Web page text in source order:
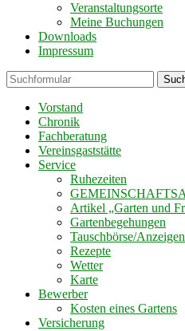
Veranstaltungsorte
Meine Buchungen
Downloads
Impressum
Vorstand
Chronik
Fachberatung
Vereinsgaststätte
Service
Ruhezeiten
Artikel „Garten und
Gartenbegehungen
Tauschbörse/Anzeigen
Rezepte
Wetter
Karte
Bewerber
Kosten eines Gartens
Versicherung